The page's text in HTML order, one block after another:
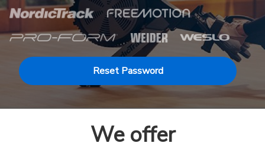
Reset Password
We offer